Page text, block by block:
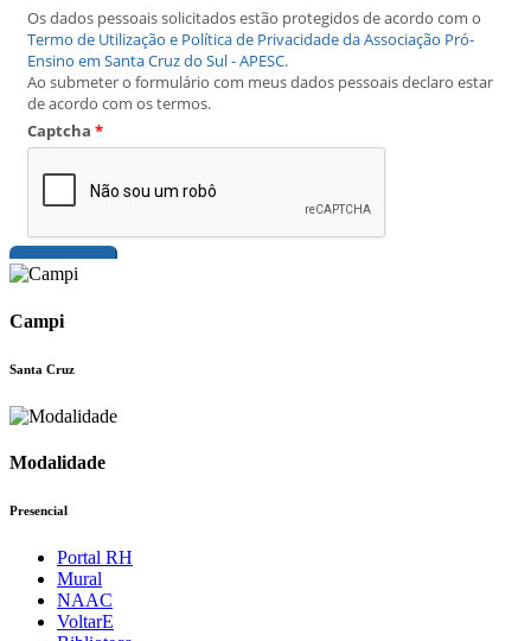
Campi
Santa Cruz
Modalidade
Presencial
Portal RH
Mural
NAAC
VoltarE